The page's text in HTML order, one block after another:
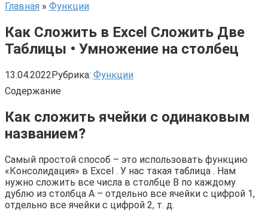
Главная » Функции
Как Сложить в Excel Сложить Две
Таблицы • Умножение на столбец
13.04.2022Рубрика: Функции
Содержание
Как сложить ячейки с одинаковым
названием?
Самый простой способ – это использовать функцию
«Консолидация» в Excel . У нас такая таблица . Нам
нужно сложить все числа в столбце В по каждому
дублю из столбца А – отдельно все ячейки с цифрой 1,
отдельно все ячейки с цифрой 2, т. д.